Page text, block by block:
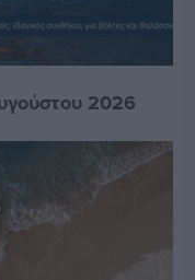
2026